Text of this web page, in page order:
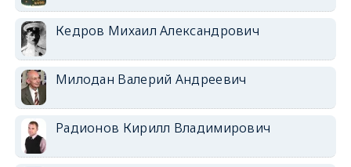
Кедров Михаил Александрович
Милодан Валерий Андреевич
Радионов Кирилл Владимирович